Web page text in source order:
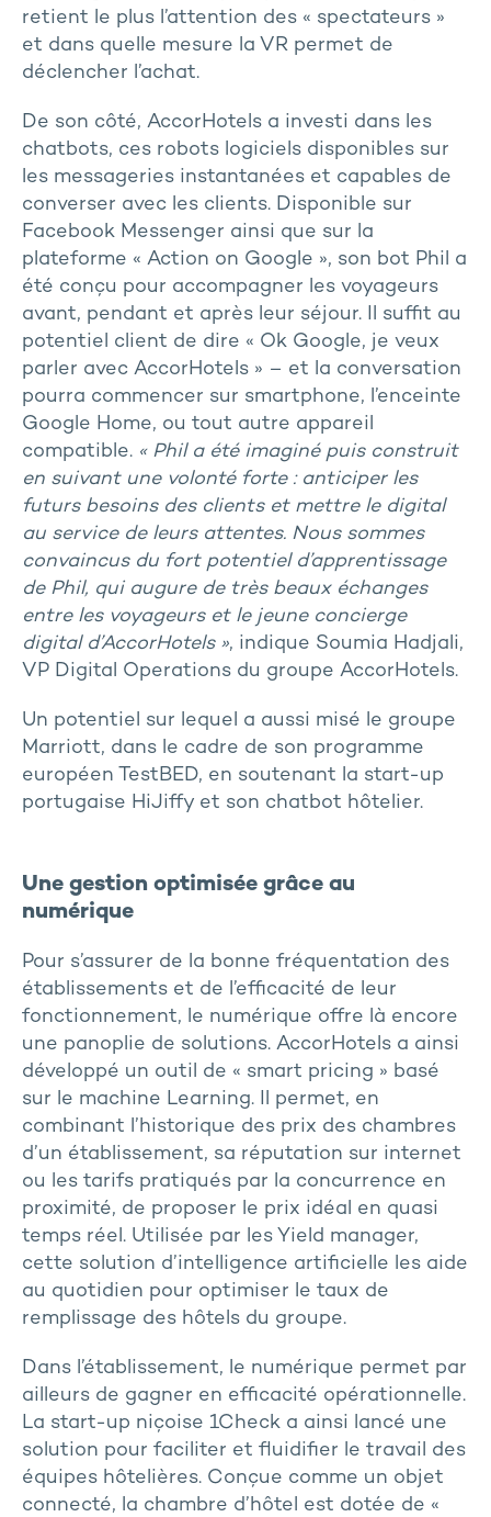
retient le plus l’attention des « spectateurs »
et dans quelle mesure la VR permet de
déclencher l’achat.
De son côté, AccorHotels a investi dans les
chatbots, ces robots logiciels disponibles sur
les messageries instantanées et capables de
converser avec les clients. Disponible sur
Facebook Messenger ainsi que sur la
plateforme « Action on Google », son bot Phil a
été conçu pour accompagner les voyageurs
avant, pendant et après leur séjour. Il suffit au
potentiel client de dire « Ok Google, je veux
parler avec AccorHotels » – et la conversation
pourra commencer sur smartphone, l’enceinte
Google Home, ou tout autre appareil
compatible. « Phil a été imaginé puis construit
en suivant une volonté forte : anticiper les
futurs besoins des clients et mettre le digital
au service de leurs attentes. Nous sommes
convaincus du fort potentiel d’apprentissage
de Phil, qui augure de très beaux échanges
entre les voyageurs et le jeune concierge
digital d’AccorHotels », indique Soumia Hadjali,
VP Digital Operations du groupe AccorHotels.
Un potentiel sur lequel a aussi misé le groupe
Marriott, dans le cadre de son programme
européen TestBED, en soutenant la start-up
portugaise HiJiffy et son chatbot hôtelier.
Une gestion optimisée grâce au
numérique
Pour s’assurer de la bonne fréquentation des
établissements et de l’efficacité de leur
fonctionnement, le numérique offre là encore
une panoplie de solutions. AccorHotels a ainsi
développé un outil de « smart pricing » basé
sur le machine Learning. Il permet, en
combinant l’historique des prix des chambres
d’un établissement, sa réputation sur internet
ou les tarifs pratiqués par la concurrence en
proximité, de proposer le prix idéal en quasi
temps réel. Utilisée par les Yield manager,
cette solution d’intelligence artificielle les aide
au quotidien pour optimiser le taux de
remplissage des hôtels du groupe.
Dans l’établissement, le numérique permet par
ailleurs de gagner en efficacité opérationnelle.
La start-up niçoise 1Check a ainsi lancé une
solution pour faciliter et fluidifier le travail des
équipes hôtelières. Conçue comme un objet
connecté, la chambre d’hôtel est dotée de «